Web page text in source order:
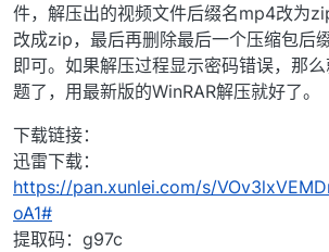
件，解压出的视频文件后缀名mp4改为
改成zip，最后再删除最后一个压缩包后
即可。如果解压过程显示密码错误，那
题了，用最新版的WinRAR解压就好了。
下载链接：
迅雷下载：
https://pan.xunlei.com/s/
oA1#
提取码：g97c